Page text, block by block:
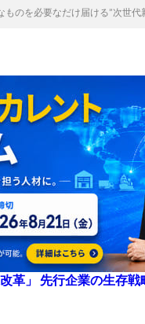
ものを必要なだけ届ける”次世
革」 先行企業の生存戦